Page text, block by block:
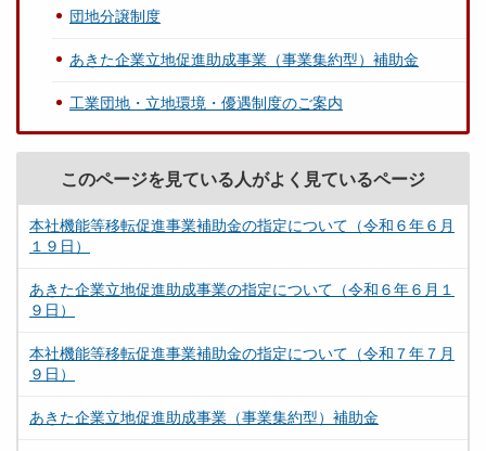
団地分譲制度
あきた企業立地促進助成事業（事業集約型）補助金
工業団地・立地環境・優遇制度のご案内
このページを見ている人がよく見ているページ
本社機能等移転促進事業補助金の指定について（令和６年６月
１９日）
あきた企業立地促進助成事業の指定について（令和６年６月１
９日）
本社機能等移転促進事業補助金の指定について（令和７年７月
９日）
あきた企業立地促進助成事業（事業集約型）補助金